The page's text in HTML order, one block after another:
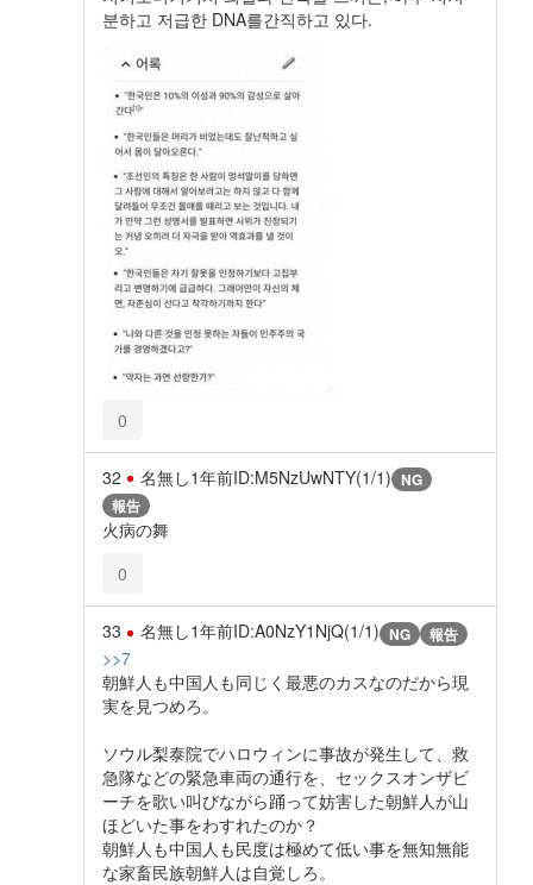
분하고 저급한 DNA를간직하고 있다.
0
32 名無し1年前ID:M5NzUwNTY(1/1) NG
報告
火病の舞
0
33 名無し1年前ID:A0NzY1NjQ(1/1) NG 報告
>>7
朝鮮人も中国人も同じく最悪のカスなのだから現
実を見つめろ。
ソウル梨泰院でハロウィンに事故が発生して、救
急隊などの緊急車両の通行を、セックスオンザビ
ーチを歌い叫びながら踊って妨害した朝鮮人が山
ほどいた事をわすれたのか？
朝鮮人も中国人も民度は極めて低い事を無知無能
な家畜民族朝鮮人は自覚しろ。